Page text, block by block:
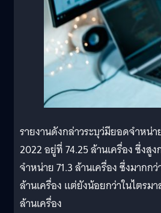
รายงานดังกล่าวระบุว่มียอดจำหน่
2022 อยู่ที่ 74.25 ล้านเครื่อง ซึ่งสู
จำหน่าย 71.3 ล้านเครื่อง ซึ่งมากก
ล้านเครื่อง แต่ยังน้อยกว่าในไตร
ล้านเครื่อง